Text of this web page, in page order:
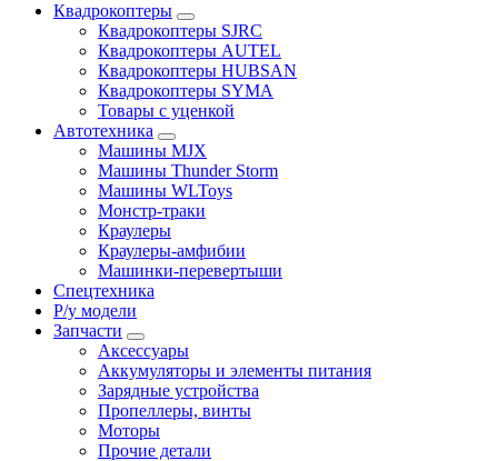
Квадрокоптеры
Квадрокоптеры SJRC
Квадрокоптеры AUTEL
Квадрокоптеры HUBSAN
Квадрокоптеры SYMA
Товары с уценкой
Автотехника
Машины MJX
Машины Thunder Storm
Машины WLToys
Монстр-траки
Краулеры
Краулеры-амфибии
Машинки-перевертыши
Спецтехника
Р/у модели
Запчасти
Аксессуары
Аккумуляторы и элементы питания
Зарядные устройства
Пропеллеры, винты
Моторы
Прочие детали